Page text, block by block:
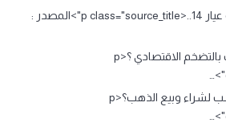
المشغولات الذهبية عيار 14..<p class="source_title">المصدر :
ما هي علاقة الذهب بالتضخم الاقتصادي ؟<p
ما هو الوقت المناسب لشراء وبيع الذهب؟<p